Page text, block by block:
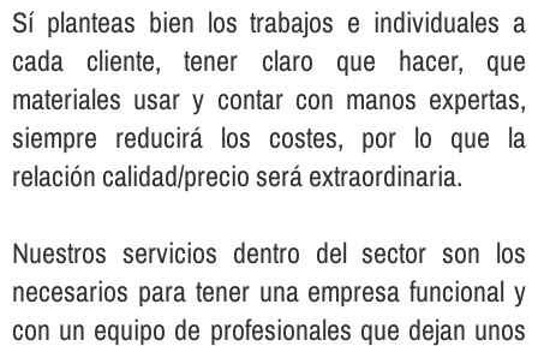
Sí­ planteas bien los trabajos e individuales a
cada cliente, tener claro que hacer, que
materiales usar y contar con manos expertas,
siempre reducirá los costes, por lo que la
relación calidad/precio será extraordinaria.
Nuestros servicios dentro del sector son los
necesarios para tener una empresa funcional y
con un equipo de profesionales que dejan unos